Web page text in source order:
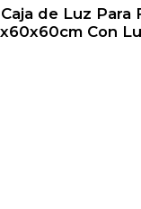
de Luz Para
Con